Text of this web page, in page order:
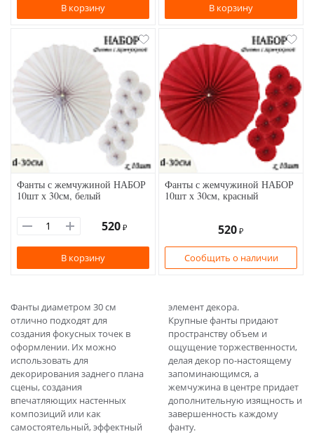
В корзину В корзину
Фанты с жемчужиной НАБОР
10шт х 30см, белый
520 ₽
В корзину
Фанты с жемчужиной НАБОР
10шт х 30см, красный
520 ₽
Сообщить о наличии
Фанты диаметром 30 см
отлично подходят для
создания фокусных точек в
оформлении. Их можно
использовать для
декорирования заднего плана
сцены, создания
впечатляющих настенных
композиций или как
самостоятельный, эффектный
элемент декора.
Крупные фанты придают
пространству объем и
ощущение торжественности,
делая декор по-настоящему
запоминающимся, а
жемчужина в центре придает
дополнительную изящность и
завершенность каждому
фанту.